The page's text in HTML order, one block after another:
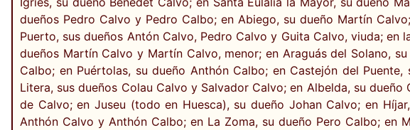
dueños Pedro Calvo y Pedro Calbo; en Abiego, su dueño Martín
Puerto, sus dueños Antón Calvo, Pedro Calvo y Guita Calvo, viuda; en
dueños Martín Calvo y Martín Calvo, menor; en Araguás del Solano,
Calbo; en Puértolas, su dueño Anthón Calbo; en Castejón del
Litera, sus dueños Colau Calvo y Salvador Calvo; en Albelda, su
de Calvo; en Juseu (todo en Huesca), su dueño Johan Calvo; en
Anthón Calvo y Anthón Calbo; en La Zoma, su dueño Pero Calbo; en